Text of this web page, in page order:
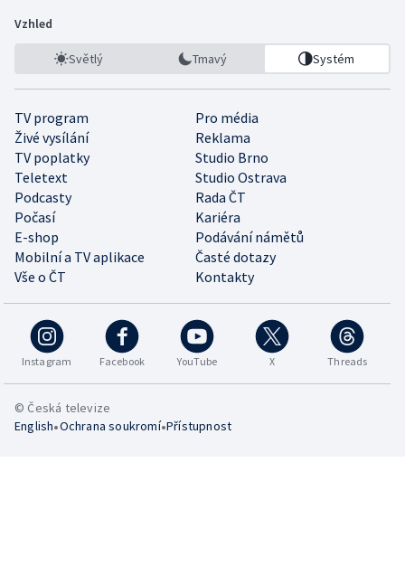
Vzhled
Světlý Tmavý Systém
TV program
Pro média
Živé vysílání
Reklama
TV poplatky
Studio Brno
Teletext
Studio Ostrava
Podcasty
Rada ČT
Počasí
Kariéra
E-shop
Podávání námětů
Mobilní a TV aplikace
Časté dotazy
Vše o ČT
Kontakty
Instagram Facebook YouTube X Threads
© Česká televize
English•Ochrana soukromí•Přístupnost